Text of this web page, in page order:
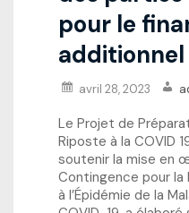
pour le
additionnel
avril 28, 2023
Le Projet de
Riposte à la COVID
soutenir la mise en
Contingence pour
à l’Épidémie de la